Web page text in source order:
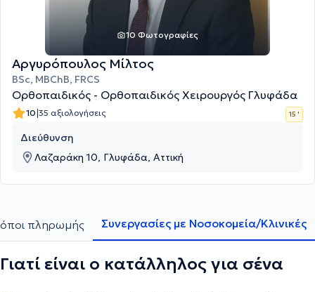
10 Φωτογραφίες
Αργυρόπουλος Μίλτος
BSc, MBChB, FRCS
Ορθοπαιδικός - Ορθοπαιδικός Χειρουργός Γλυφάδα
10|35 αξιολογήσεις 15 '
Διεύθυνση
Λαζαράκη 10, Γλυφάδα, Αττική
πληρωμής Συνεργασίες με Νοσοκομεία/Κλινικές
Γιατί είναι ο κατάλληλος για σένα